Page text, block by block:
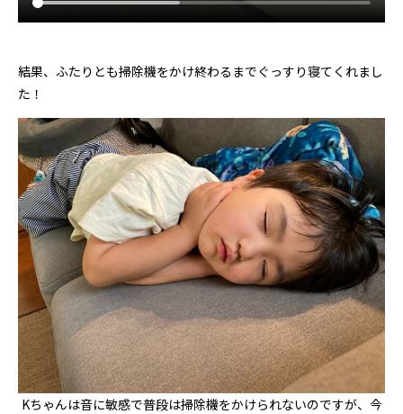
結果、ふたりとも掃除機をかけ終わるまでぐっすり寝てくれまし
た！
Kちゃんは音に敏感で普段は掃除機をかけられないのですが、今